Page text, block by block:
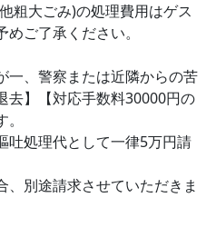
粗大ごみ)の処理費用はゲス
ご了承ください。
一、警察または近隣からの苦
去】【対応手数料30000円の
吐処理代として一律5万円請
別途請求させていただきま